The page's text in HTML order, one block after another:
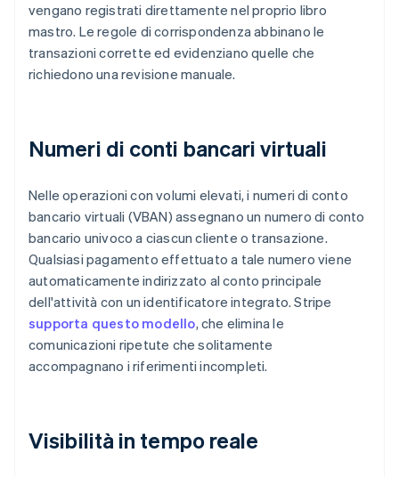
vengano registrati direttamente nel proprio libro
mastro. Le regole di corrispondenza abbinano le
transazioni corrette ed evidenziano quelle che
richiedono una revisione manuale.
Numeri di conti bancari virtuali
Nelle operazioni con volumi elevati, i numeri di conto
bancario virtuali (VBAN) assegnano un numero di conto
bancario univoco a ciascun cliente o transazione.
Qualsiasi pagamento effettuato a tale numero viene
automaticamente indirizzato al conto principale
dell'attività con un identificatore integrato. Stripe
supporta questo modello, che elimina le
comunicazioni ripetute che solitamente
accompagnano i riferimenti incompleti.
Visibilità in tempo reale